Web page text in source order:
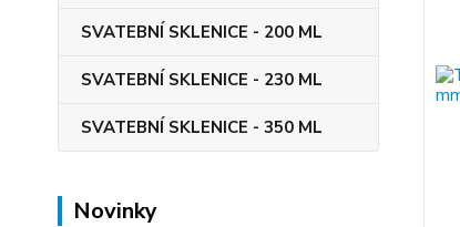
SVATEBNÍ SKLENICE - 200 ML
SVATEBNÍ SKLENICE - 230 ML
SVATEBNÍ SKLENICE - 350 ML
Novinky